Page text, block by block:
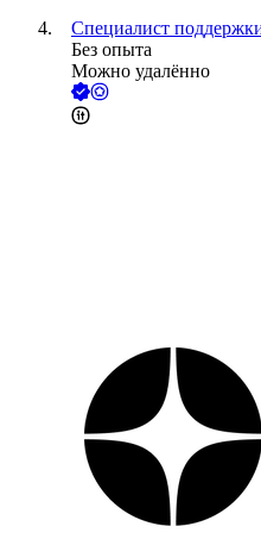
Специалист
Без опыта
Можно удалённо